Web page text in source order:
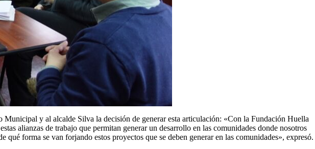
y al alcalde Silva la decisión de generar esta articulación: «Con la Fundación Huella
alianzas de trabajo que permitan generar un desarrollo en las comunidades donde nosotros
forma se van forjando estos proyectos que se deben generar en las comunidades», expresó.